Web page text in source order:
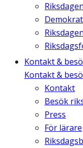
Kontakt &
Kontakt &
Kontakt
Besök
Press
För lärare